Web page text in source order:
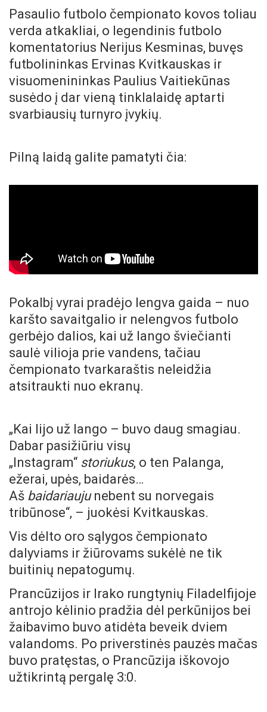
Pasaulio futbolo čempionato kovos toliau
verda atkakliai, o legendinis futbolo
komentatorius Nerijus Kesminas, buvęs
futbolininkas Ervinas Kvitkauskas ir
visuomenininkas Paulius Vaitiekūnas
susėdo į dar vieną tinklalaidę aptarti
svarbiausių turnyro įvykių.
Pilną laidą galite pamatyti čia:
Pokalbį vyrai pradėjo lengva gaida – nuo
karšto savaitgalio ir nelengvos futbolo
gerbėjo dalios, kai už lango šviečianti
saulė vilioja prie vandens, tačiau
čempionato tvarkaraštis neleidžia
atsitraukti nuo ekranų.
„Kai lijo už lango – buvo daug smagiau.
Dabar pasižiūriu visų
„Instagram“ storiukus, o ten Palanga,
ežerai, upės, baidarės…
Aš baidariaujunebent su norvegais
tribūnose“, – juokėsi Kvitkauskas.
Vis dėlto oro sąlygos čempionato
dalyviams ir žiūrovams sukėlė ne tik
buitinių nepatogumų.
Prancūzijos ir Irako rungtynių Filadelfijoje
antrojo kėlinio pradžia dėl perkūnijos bei
žaibavimo buvo atidėta beveik dviem
valandoms. Po priverstinės pauzės mačas
buvo pratęstas, o Prancūzija iškovojo
užtikrintą pergalę 3:0.